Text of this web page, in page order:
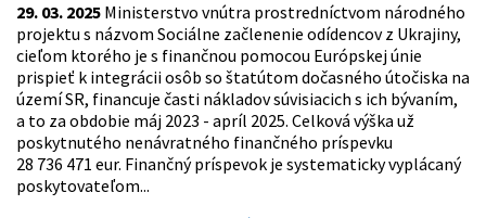
29. 03. 2025 Ministerstvo vnútra prostredníctvom národného
projektu s názvom Sociálne začlenenie odídencov z Ukrajiny,
cieľom ktorého je s finančnou pomocou Európskej únie
prispieť k integrácii osôb so štatútom dočasného útočiska na
území SR, financuje časti nákladov súvisiacich s ich bývaním,
a to za obdobie máj 2023 - apríl 2025. Celková výška už
poskytnutého nenávratného finančného príspevku
28 736 471 eur. Finančný príspevok je systematicky vyplácaný
poskytovateľom...